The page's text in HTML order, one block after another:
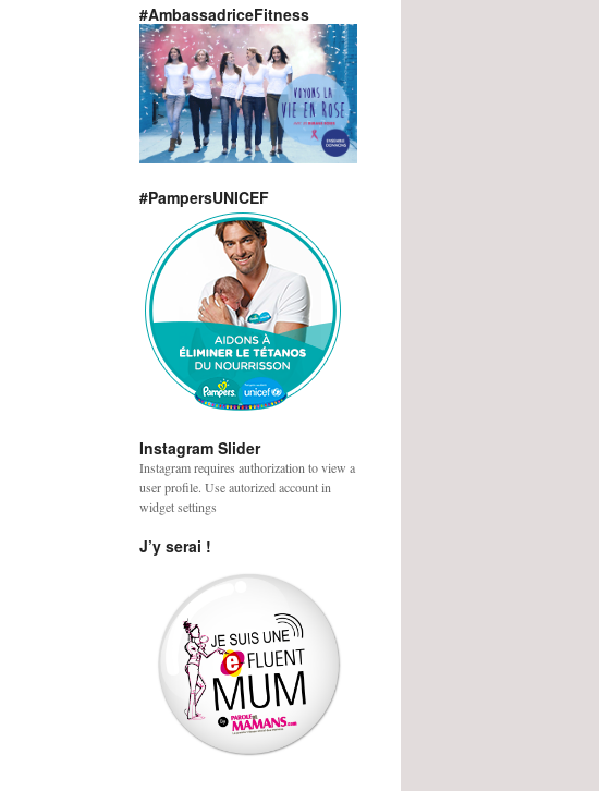
#AmbassadriceFitness
#PampersUNICEF
Instagram Slider
Instagram requires authorization to view a
user profile. Use autorized account in
widget settings
J’y serai !